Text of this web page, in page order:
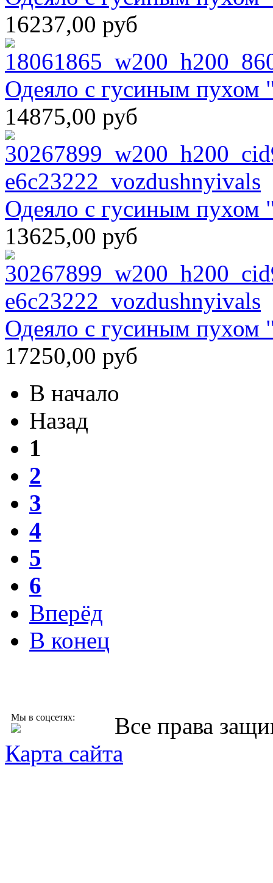
16237,00 руб
Одеяло с гусиным пухом
14875,00 руб
Одеяло с гусиным пухом
13625,00 руб
Одеяло с гусиным пухом
17250,00 руб
В начало
Назад
1
2
3
4
5
6
Вперёд
В конец
Мы в соцсетях:
Все права
Карта сайта